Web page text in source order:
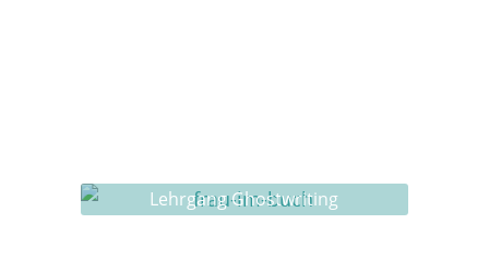
Lehrgang Ghostwriting